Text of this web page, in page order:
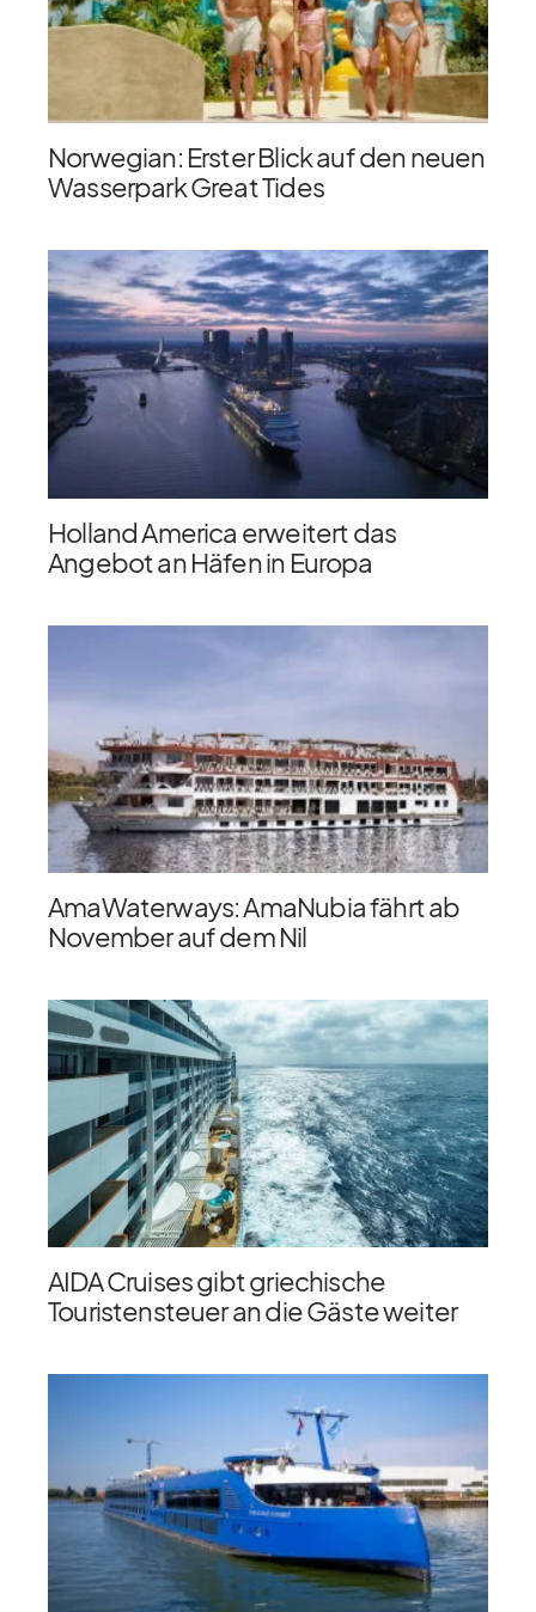
Norwegian: Erster Blick auf den neuen
Wasserpark Great Tides
Holland America erweitert das
Angebot an Häfen in Europa
AmaWaterways: AmaNubia fährt ab
November auf dem Nil
AIDA Cruises gibt griechische
Touristensteuer an die Gäste weiter